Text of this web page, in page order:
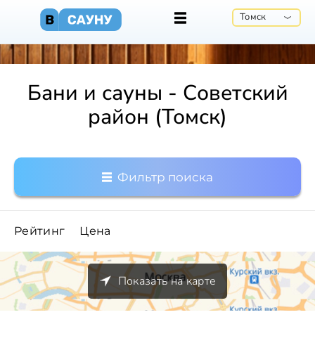
Томск
Бани и сауны - Советский
район (Томск)
Фильтр поиска
Рейтинг Цена
Показать на карте